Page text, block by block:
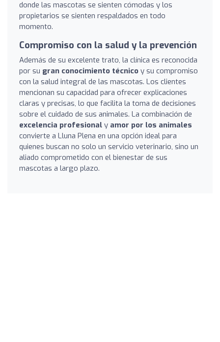
donde las mascotas se sienten cómodas y los
propietarios se sienten respaldados en todo
momento.
Compromiso con la salud y la prevención
Además de su excelente trato, la clínica es reconocida
por su gran conocimiento técnico y su compromiso
con la salud integral de las mascotas. Los clientes
mencionan su capacidad para ofrecer explicaciones
claras y precisas, lo que facilita la toma de decisiones
sobre el cuidado de sus animales. La combinación de
excelencia profesional y amor por los animales
convierte a Lluna Plena en una opción ideal para
quienes buscan no solo un servicio veterinario, sino un
aliado comprometido con el bienestar de sus
mascotas a largo plazo.